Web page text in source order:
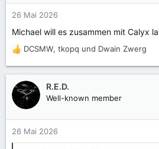
26 Mai 2026
Michael will es zusammen mit Calyx
R
e
a
k
t
o
n
DCSMW, tkopq und Dwain Zwerg
R.E.D.
Well-known member
26 Mai 2026